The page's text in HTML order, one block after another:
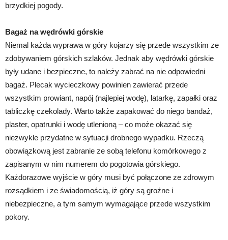
brzydkiej pogody.
Bagaż na wędrówki górskie
Niemal każda wyprawa w góry kojarzy się przede wszystkim ze
zdobywaniem górskich szlaków. Jednak aby wędrówki górskie
były udane i bezpieczne, to należy zabrać na nie odpowiedni
bagaż. Plecak wycieczkowy powinien zawierać przede
wszystkim prowiant, napój (najlepiej wodę), latarkę, zapałki oraz
tabliczkę czekolady. Warto także zapakować do niego bandaż,
plaster, opatrunki i wodę utlenioną – co może okazać się
niezwykle przydatne w sytuacji drobnego wypadku. Rzeczą
obowiązkową jest zabranie ze sobą telefonu komórkowego z
zapisanym w nim numerem do pogotowia górskiego.
Każdorazowe wyjście w góry musi być połączone ze zdrowym
rozsądkiem i ze świadomością, iż góry są groźne i
niebezpieczne, a tym samym wymagające przede wszystkim
pokory.